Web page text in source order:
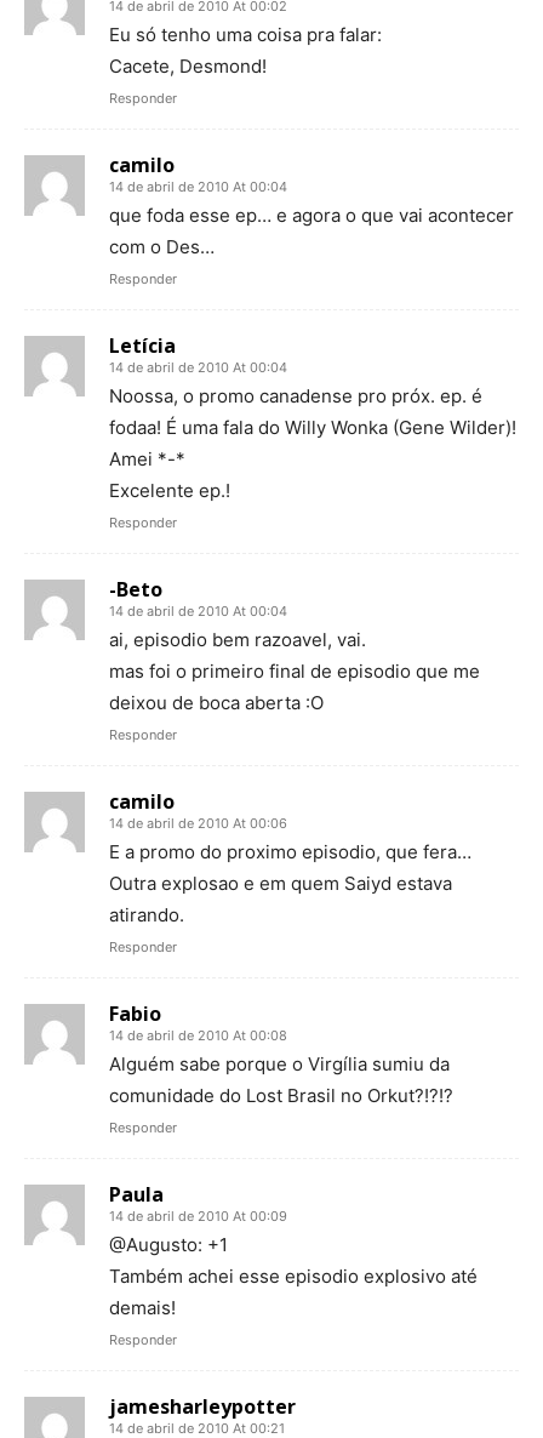
14 de abril de 2010 At 00:02
Eu só tenho uma coisa pra falar:
Cacete, Desmond!
Responder
camilo
14 de abril de 2010 At 00:04
que foda esse ep… e agora o que vai acontecer
com o Des…
Responder
Letícia
14 de abril de 2010 At 00:04
Noossa, o promo canadense pro próx. ep. é
fodaa! É uma fala do Willy Wonka (Gene Wilder)!
Amei *-*
Excelente ep.!
Responder
-Beto
14 de abril de 2010 At 00:04
ai, episodio bem razoavel, vai.
mas foi o primeiro final de episodio que me
deixou de boca aberta :O
Responder
camilo
14 de abril de 2010 At 00:06
E a promo do proximo episodio, que fera…
Outra explosao e em quem Saiyd estava
atirando.
Responder
Fabio
14 de abril de 2010 At 00:08
Alguém sabe porque o Virgília sumiu da
comunidade do Lost Brasil no Orkut?!?!?
Responder
Paula
14 de abril de 2010 At 00:09
@Augusto: +1
Também achei esse episodio explosivo até
demais!
Responder
jamesharleypotter
14 de abril de 2010 At 00:21